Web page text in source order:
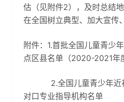
估（见附件2），及时总结
在全国树立典型、加大宣传
附件：1.首批全国儿童青少
点区县名单（2020-2021年
2.全国儿童青少年近视
对口专业指导机构名单